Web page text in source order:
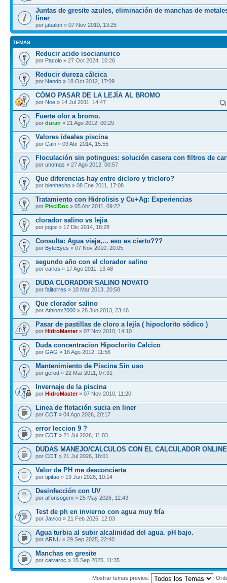
Juntas de gresite azules, eliminación de manchas de
liner
por jabalon » 07 Nov 2010, 13:25
TEMAS
Reducir acido isocianurico
por Pacolo » 27 Oct 2024, 10:26
Reducir dureza cálcica
por Nando » 18 Oct 2012, 17:09
CÓMO PASAR DE LA LEJÍA AL BROMO
por Noe » 14 Jul 2011, 14:47
Fuerte olor a bromo.
por duran » 21 Ago 2012, 00:29
Valores ideales piscina
por Cain » 09 Abr 2014, 15:55
Floculación sin potingues: solución casera con filtros de
por unomas » 27 Ago 2012, 00:57
Que diferencias hay entre dicloro y tricloro?
por bienhecho » 08 Ene 2011, 17:08
Tratamiento con Hidrolisis y Cu+Ag: Experiencias
por PisciDoc » 05 Abr 2011, 09:22
clorador salino vs lejia
por jogisi » 17 Dic 2014, 18:28
Consulta: Agua vieja,... eso es cierto???
por ByteEyes » 07 Nov 2010, 20:05
segundo año con el clorador salino
por carlos » 17 Ago 2011, 13:48
DUDA CLORADOR SALINO NOVATO
por falitorres » 10 Mar 2013, 20:58
Que clorador salino
por Athlonx2000 » 28 Jun 2013, 23:46
Pasar de pastillas de cloro a lejía ( hipoclorito sódico )
por HidroMaster» 07 Nov 2010, 14:10
Duda concentracion Hipoclorito Calcico
por GAG » 16 Ago 2012, 11:56
Mantenimiento de Piscina Sin uso
por gerod » 22 Mar 2011, 07:31
Invernaje de la piscina
por HidroMaster» 07 Nov 2010, 11:20
Linea de flotación sucia en liner
por COT » 04 Ago 2026, 20:17
error leccion 9 ?
por COT » 21 Jul 2026, 11:03
DUDAS MANEJO/CALCULOS CON EL CALCULADOR ONLINE
por COT » 21 Jul 2026, 18:01
Valor de PH me desconcierta
por tipitao » 19 Jun 2026, 10:14
Desinfección con UV
por alfonsogcm » 25 May 2026, 12:43
Test de ph en invierno con agua muy fría
por Javico » 21 Feb 2026, 12:03
Agua turbia al subir alcalinidad del agua. pH bajo.
por ARNU » 29 Sep 2025, 22:40
Manchas en gresite
por calvaroc » 15 Sep 2025, 11:35
Mostrar temas previos: